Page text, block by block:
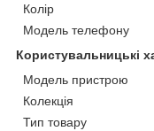
Колір
Модель телефону
Користувальницькі
Модель пристрою
Колекція
Тип товару